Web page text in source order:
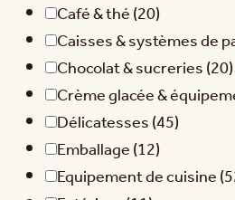
Café & thé(20)
Caisses & systèmes de
Chocolat & sucreries(20)
Crème glacée &
Délicatesses(45)
Emballage(12)
Equipement de cuisine